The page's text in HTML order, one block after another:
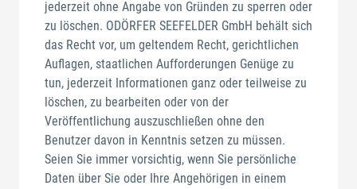
jederzeit ohne Angabe von Gründen zu sperren oder
zu löschen. ODÖRFER SEEFELDER GmbH behält sich
das Recht vor, um geltendem Recht, gerichtlichen
Auflagen, staatlichen Aufforderungen Genüge zu
tun, jederzeit Informationen ganz oder teilweise zu
löschen, zu bearbeiten oder von der
Veröffentlichung auszuschließen ohne den
Benutzer davon in Kenntnis setzen zu müssen.
Seien Sie immer vorsichtig, wenn Sie persönliche
Daten über Sie oder Ihre Angehörigen in einem